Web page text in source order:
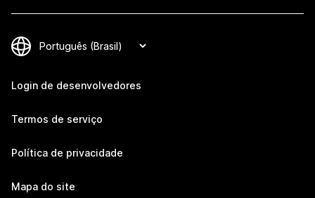
Login de desenvolvedores
Termos de serviço
Política de privacidade
Mapa do site